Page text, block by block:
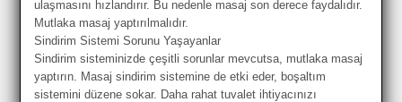
ulaşmasını hızlandırır. Bu nedenle masaj son derece faydalıdır.
Mutlaka masaj yaptırılmalıdır.
Sindirim Sistemi Sorunu Yaşayanlar
Sindirim sisteminizde çeşitli sorunlar mevcutsa, mutlaka masaj
yaptırın. Masaj sindirim sistemine de etki eder, boşaltım
sistemini düzene sokar. Daha rahat tuvalet ihtiyacınızı